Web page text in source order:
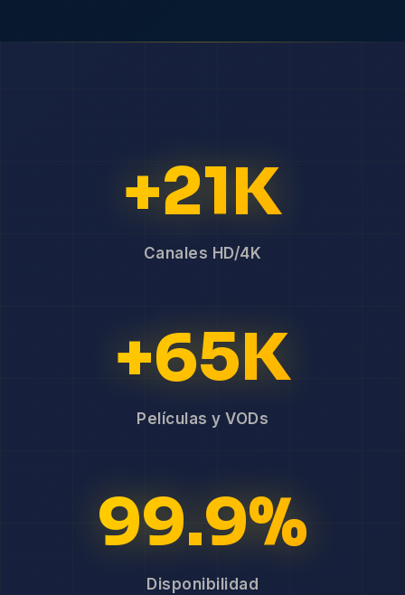
+21K
Canales HD/4K
+65K
Películas y VODs
99.9%
Disponibilidad